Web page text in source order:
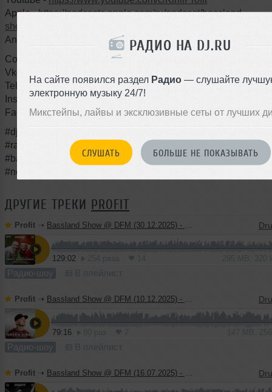
РАДИО НА DJ.RU
На сайте появился раздел Радио — слушайте
электронную музыку 24/7!
Микстейпы, лайвы и эксклюзивные сеты от лучших
СЛУШАТЬ БОЛЬШЕ НЕ ПОКАЗЫВАТЬ
Apple -https://podcasts.apple.com/ru/podcast/bassland-
show/id1128353377?mt=2
Android -
https://basslandshow.podster.fm
Соц. сети:
Vkontakte -
Telegram -https://t.me/profit_live
Instagram -https://instagram.com/profit_dj
Facebook -https://facebook.com/profitdj
#djprofit #bassland #basslandshow #drumandbass #dnb
#radioshow
#bassmusic #basshouse #ukgarage #2step #breaks
#neurofunk
ДРУГИЕ ТРЕКИ PROFIT
Profit ➝ Bassland Show @ DFM (30.12.2025) - Profit & Strogonov. Best tracks 2025
129:02
Радио-шоу
Profit ➝ Bassland Show @ DFM (10.12.2025) - Guest mix Green Vibes
79:16
Радио-шоу
Profit ➝ Bassland Show @ DFM (16.07.2025) - Guest mix Grinder